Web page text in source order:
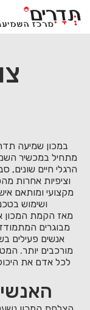
to
content
במכון שמיעה
מתחיל במכשיר
הרגלי חיים שונים,
וציפיות אחרות
מקצועי ומותאם
ושימוש
מאז הקמת המכון
מבוגרים
אנשים פעילים
מורכבים יותר.
לכל אדם את